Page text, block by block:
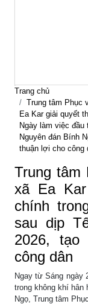
Trang chủ
Trung tâm Phục
Ea Kar giải quyết
Ngày làm việc đầu
Nguyên đán Bính
thuận lợi cho công
Trung tâm
xã Ea
chính
sau dịp
2026,
công dân
Ngay từ Sáng ngày
trong không khí hân
Ngọ, Trung tâm